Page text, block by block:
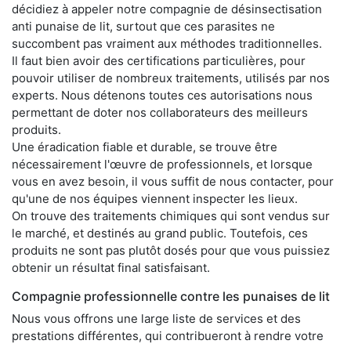
décidiez à appeler notre compagnie de désinsectisation
anti punaise de lit, surtout que ces parasites ne
succombent pas vraiment aux méthodes traditionnelles.
Il faut bien avoir des certifications particulières, pour
pouvoir utiliser de nombreux traitements, utilisés par nos
experts. Nous détenons toutes ces autorisations nous
permettant de doter nos collaborateurs des meilleurs
produits.
Une éradication fiable et durable, se trouve être
nécessairement l'œuvre de professionnels, et lorsque
vous en avez besoin, il vous suffit de nous contacter, pour
qu'une de nos équipes viennent inspecter les lieux.
On trouve des traitements chimiques qui sont vendus sur
le marché, et destinés au grand public. Toutefois, ces
produits ne sont pas plutôt dosés pour que vous puissiez
obtenir un résultat final satisfaisant.
Compagnie professionnelle contre les punaises de lit
Nous vous offrons une large liste de services et des
prestations différentes, qui contribueront à rendre votre